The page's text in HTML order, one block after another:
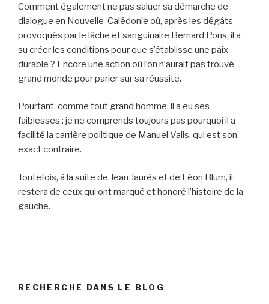
Comment également ne pas saluer sa démarche de
dialogue en Nouvelle-Calédonie où, après les dégâts
provoqués par le lâche et sanguinaire Bernard Pons, il a
su créer les conditions pour que s’établisse une paix
durable ? Encore une action où l’on n’aurait pas trouvé
grand monde pour parier sur sa réussite.
Pourtant, comme tout grand homme, il a eu ses
faiblesses : je ne comprends toujours pas pourquoi il a
facilité la carrière politique de Manuel Valls, qui est son
exact contraire.
Toutefois, à la suite de Jean Jaurès et de Léon Blum, il
restera de ceux qui ont marqué et honoré l’histoire de la
gauche.
RECHERCHE DANS LE BLOG